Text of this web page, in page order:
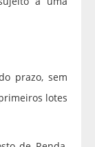
prazo, sem
lotes